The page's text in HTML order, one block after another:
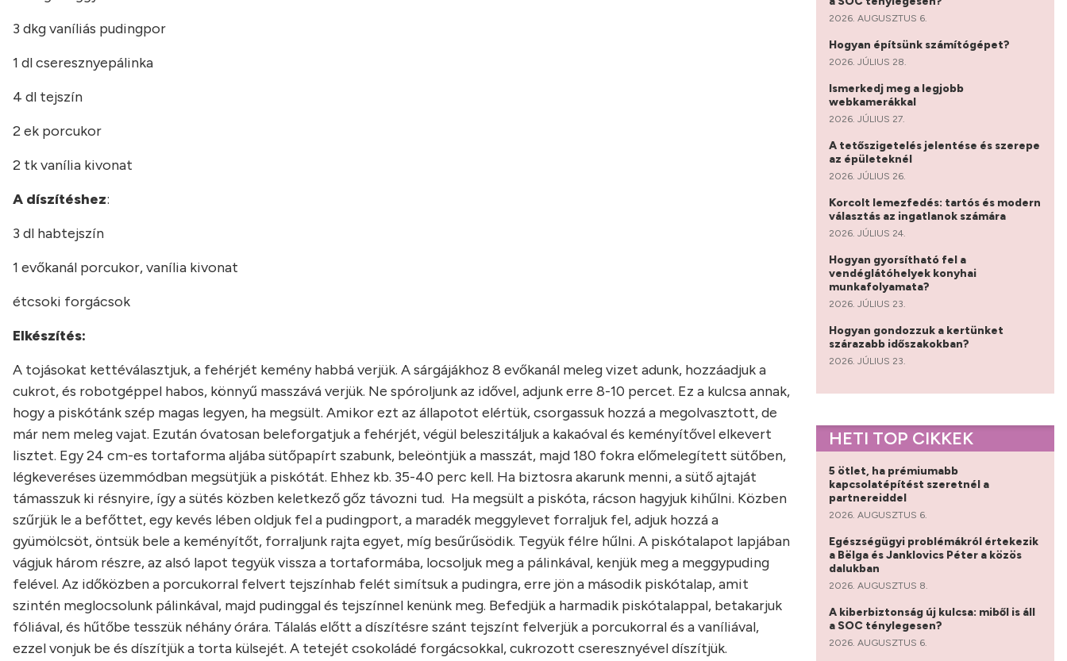
3 dkg vaníliás pudingpor
1 dl cseresznyepálinka
4 dl tejszín
2 ek porcukor
2 tk vanília kivonat
A díszítéshez:
3 dl habtejszín
1 evőkanál porcukor, vanília kivonat
étcsoki forgácsok
Elkészítés:
A tojásokat kettéválasztjuk, a fehérjét kemény habbá verjük. A sárgájákhoz 8 evőkanál meleg vizet adunk, hozzáadjuk a
cukrot, és robotgéppel habos, könnyű masszává verjük. Ne spóroljunk az idővel, adjunk erre 8-10 percet. Ez a kulcsa annak,
hogy a piskótánk szép magas legyen, ha megsült. Amikor ezt az állapotot elértük, csorgassuk hozzá a megolvasztott, de
már nem meleg vajat. Ezután óvatosan beleforgatjuk a fehérjét, végül beleszitáljuk a kakaóval és keményítővel elkevert
lisztet. Egy 24 cm-es tortaforma aljába sütőpapírt szabunk, beleöntjük a masszát, majd 180 fokra előmelegített sütőben,
légkeveréses üzemmódban megsütjük a piskótát. Ehhez kb. 35-40 perc kell. Ha biztosra akarunk menni, a sütő ajtaját
támasszuk ki résnyire, így a sütés közben keletkező gőz távozni tud. Ha megsült a piskóta, rácson hagyjuk kihűlni. Közben
szűrjük le a befőttet, egy kevés lében oldjuk fel a pudingport, a maradék meggylevet forraljuk fel, adjuk hozzá a
gyümölcsöt, öntsük bele a keményítőt, forraljunk rajta egyet, míg besűrűsödik. Tegyük félre hűlni. A piskótalapot lapjában
vágjuk három részre, az alsó lapot tegyük vissza a tortaformába, locsoljuk meg a pálinkával, kenjük meg a meggypuding
felével. Az időközben a porcukorral felvert tejszínhab felét simítsuk a pudingra, erre jön a második piskótalap, amit
szintén meglocsolunk pálinkával, majd pudinggal és tejszínnel kenünk meg. Befedjük a harmadik piskótalappal, betakarjuk
fóliával, és hűtőbe tesszük néhány órára. Tálalás előtt a díszítésre szánt tejszínt felverjük a porcukorral és a vaníliával,
ezzel vonjuk be és díszítjük a torta külsejét. A tetejét csokoládé forgácsokkal, cukrozott cseresznyével díszítjük.
2026. AUGUSZTUS 6.
Hogyan építsünk számítógépet?
2026. JÚLIUS 28.
Ismerkedj meg a legjobb
webkamerákkal
2026. JÚLIUS 27.
A tetőszigetelés jelentése és szerepe
az épületeknél
2026. JÚLIUS 26.
Korcolt lemezfedés: tartós és modern
választás az ingatlanok számára
2026. JÚLIUS 24.
Hogyan gyorsítható fel a
vendéglátóhelyek konyhai
munkafolyamata?
2026. JÚLIUS 23.
Hogyan gondozzuk a kertünket
szárazabb időszakokban?
2026. JÚLIUS 23.
HETI TOP CIKKEK
5 ötlet, ha prémiumabb
kapcsolatépítést szeretnél a
partnereiddel
2026. AUGUSZTUS 6.
Egészségügyi problémákról értekezik
a Bëlga és Janklovics Péter a közös
dalukban
2026. AUGUSZTUS 8.
A kiberbiztonság új kulcsa: miből is áll
a SOC ténylegesen?
2026. AUGUSZTUS 6.